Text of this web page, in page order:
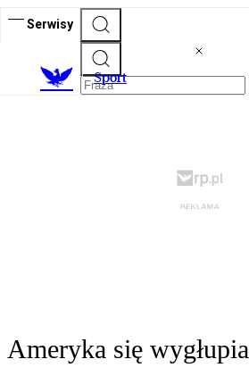
Serwisy
Sport
Ameryka się wygłupia